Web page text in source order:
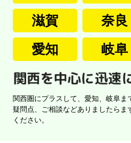
滋賀
奈良
愛知
岐阜
関西圏にプラスして、愛知、岐阜ま
疑問点、ご相談などありましたらま
ください。